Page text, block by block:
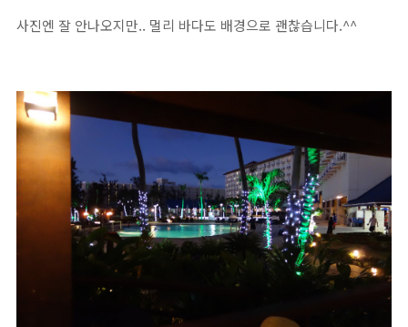
사진엔 잘 안나오지만.. 멀리 바다도 배경으로 괜찮습니다.^^